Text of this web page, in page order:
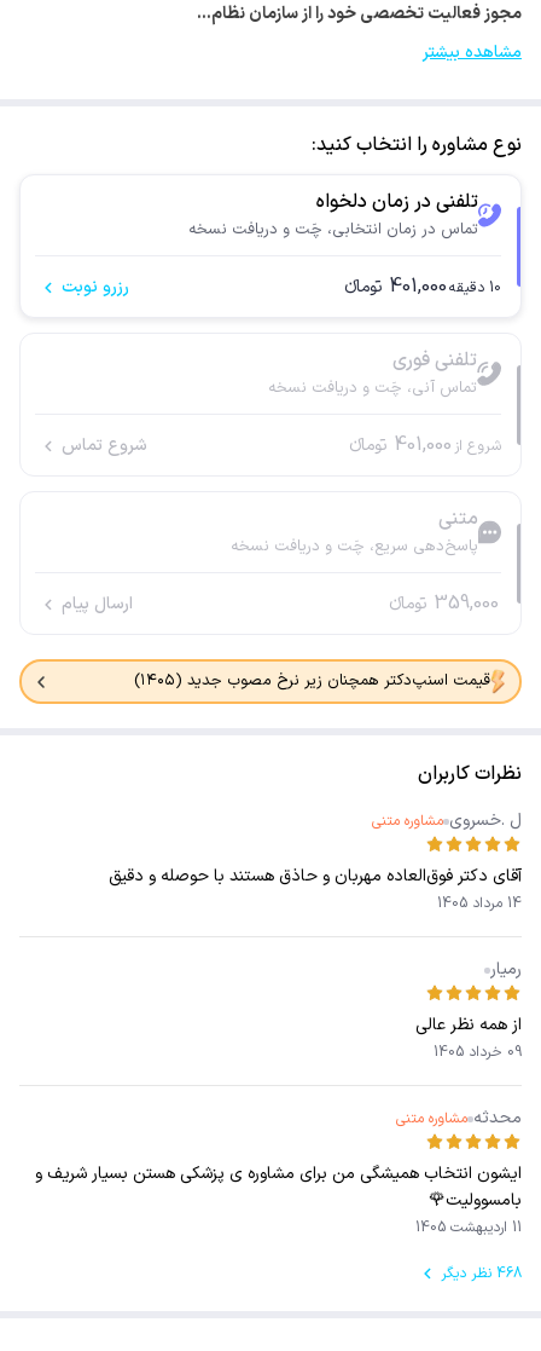
مجوز فعالیت تخصصی خود را از سازمان نظام…
مشاهده بیشتر
نوع مشاوره را انتخاب کنید:
تلفنی در زمان دلخواه
تماس در زمان انتخابی، چَت و دریافت نسخه
10 دقیقه401,000 تومانء رزرو نوبت
تلفنی فوری
تماس آنی، چَت و دریافت نسخه
شروع از 401,000 تومانء شروع تماس
متنی
پاسخ‌دهی سریع، چَت و دریافت نسخه
359,000 تومانء ارسال پیام
قیمت اسنپ‌دکتر همچنان زیر نرخ مصوب جدید (۱۴۰۵)
نظرات کاربران
ل .خسروی مشاوره متنی
آقای دکتر فوق‌العاده مهربان و حاذق هستند با حوصله و دقیق
14 مرداد 1405
رمیار
از همه نظر عالی
09 خرداد 1405
محدثه مشاوره متنی
ایشون انتخاب همیشگی من برای مشاوره ی پزشکی هستن بسیار شریف و
بامسوولیت🌹
11 اردیبهشت 1405
468 نظر دیگر